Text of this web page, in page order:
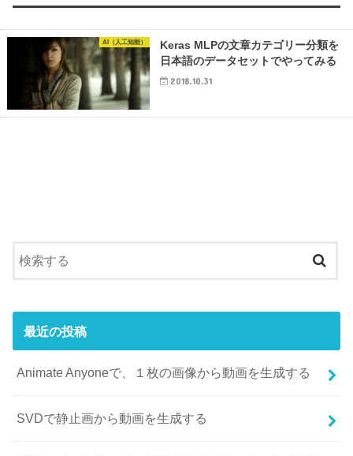
AI（人工知能）
Keras MLPの文章カテゴリー分類を
日本語のデータセットでやってみる
2018.10.31
最近の投稿
Animate Anyoneで、１枚の画像から動画を生成する
SVDで静止画から動画を生成する